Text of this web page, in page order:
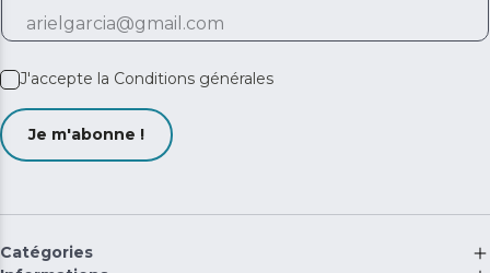
J'accepte la Conditions générales
Je m'abonne !
Catégories